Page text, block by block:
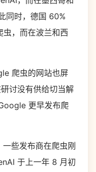
同时，德国 60%
，而在波兰和西
爬虫的网站也屏
讨没有供给切当解
更早发布爬
些发布商在爬虫刚
于上一年 8 月初